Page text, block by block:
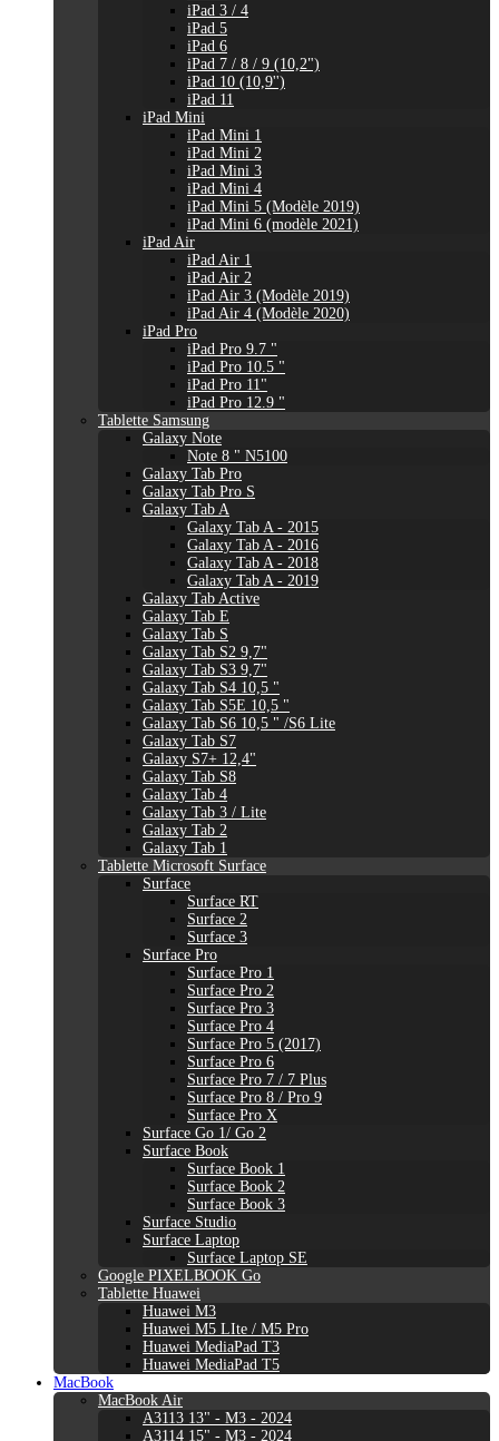
iPad 3 / 4
iPad 5
iPad 6
iPad 7 / 8 / 9 (10,2")
iPad 10 (10,9'')
iPad 11
iPad Mini
iPad Mini 1
iPad Mini 2
iPad Mini 3
iPad Mini 4
iPad Mini 5 (Modèle 2019)
iPad Mini 6 (modèle 2021)
iPad Air
iPad Air 1
iPad Air 2
iPad Air 3 (Modèle 2019)
iPad Air 4 (Modèle 2020)
iPad Pro
iPad Pro 9.7 "
iPad Pro 10.5 "
iPad Pro 11"
iPad Pro 12.9 "
Tablette Samsung
Galaxy Note
Note 8 " N5100
Galaxy Tab Pro
Galaxy Tab Pro S
Galaxy Tab A
Galaxy Tab A - 2015
Galaxy Tab A - 2016
Galaxy Tab A - 2018
Galaxy Tab A - 2019
Galaxy Tab Active
Galaxy Tab E
Galaxy Tab S
Galaxy Tab S2 9,7"
Galaxy Tab S3 9,7"
Galaxy Tab S4 10,5 "
Galaxy Tab S5E 10,5 "
Galaxy Tab S6 10,5 " /S6 Lite
Galaxy Tab S7
Galaxy S7+ 12,4"
Galaxy Tab S8
Galaxy Tab 4
Galaxy Tab 3 / Lite
Galaxy Tab 2
Galaxy Tab 1
Tablette Microsoft Surface
Surface
Surface RT
Surface 2
Surface 3
Surface Pro
Surface Pro 1
Surface Pro 2
Surface Pro 3
Surface Pro 4
Surface Pro 5 (2017)
Surface Pro 6
Surface Pro 7 / 7 Plus
Surface Pro 8 / Pro 9
Surface Pro X
Surface Go 1/ Go 2
Surface Book
Surface Book 1
Surface Book 2
Surface Book 3
Surface Studio
Surface Laptop
Surface Laptop SE
Google PIXELBOOK Go
Tablette Huawei
Huawei M3
Huawei M5 LIte / M5 Pro
Huawei MediaPad T3
Huawei MediaPad T5
MacBook
MacBook Air
A3113 13" - M3 - 2024
A3114 15" - M3 - 2024